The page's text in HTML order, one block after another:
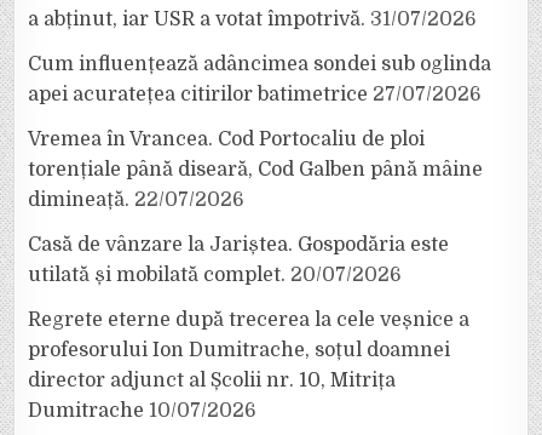
a abținut, iar USR a votat împotrivă. 31/07/2026
Cum influențează adâncimea sondei sub oglinda
apei acuratețea citirilor batimetrice 27/07/2026
Vremea în Vrancea. Cod Portocaliu de ploi
torențiale până diseară, Cod Galben până mâine
dimineață. 22/07/2026
Casă de vânzare la Jariștea. Gospodăria este
utilată și mobilată complet. 20/07/2026
Regrete eterne după trecerea la cele veșnice a
profesorului Ion Dumitrache, soțul doamnei
director adjunct al Școlii nr. 10, Mitrița
Dumitrache 10/07/2026